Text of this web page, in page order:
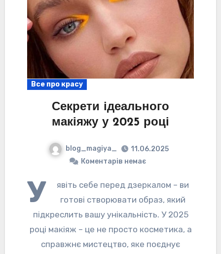
Все про красу
Секрети ідеального
макіяжу у 2025 році
blog_magiya_
11.06.2025
Коментарів немає
У
явіть себе перед дзеркалом – ви
готові створювати образ, який
підкреслить вашу унікальність. У 2025
році макіяж – це не просто косметика, а
справжнє мистецтво, яке поєднує